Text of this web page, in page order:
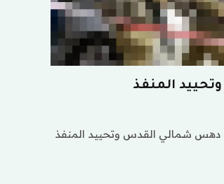
المنفذ
دهس شمالي القدس وتحييد المنفذ